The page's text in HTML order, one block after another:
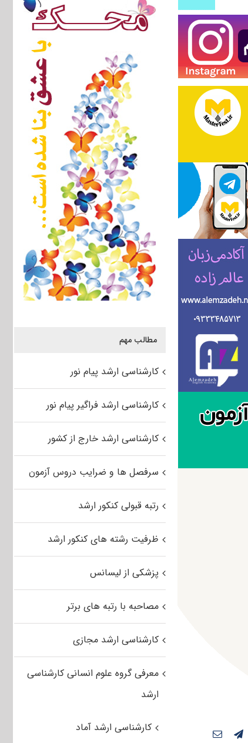
مطالب مهم
کارشناسی ارشد پیام نور
کارشناسی ارشد فراگیر پیام نور
کارشناسی ارشد خارج از کشور
سرفصل ها و ضرایب دروس آزمون
رتبه قبولی کنکور ارشد
ظرفیت رشته های کنکور ارشد
پزشکی از لیسانس
مصاحبه با رتبه های برتر
کارشناسی ارشد مجازی
معرفی گروه علوم انسانی کارشناسی
ارشد
کارشناسی ارشد آماد